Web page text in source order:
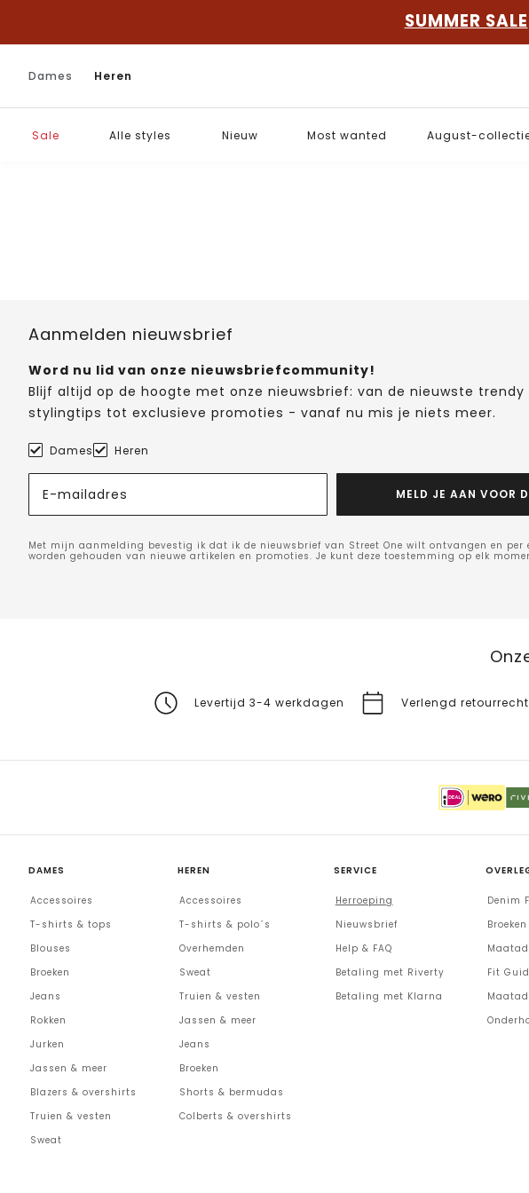
SUMMER SALE
Dames Heren
Sale Alle styles Nieuw Most wanted August-collectie
Aanmelden nieuwsbrief
Word nu lid van onze nieuwsbriefcommunity!
Blijf altijd op de hoogte met onze nieuwsbrief: van de nieuwste trendy
stylingtips tot exclusieve promoties - vanaf nu mis je niets meer.
Dames Heren
E-mailadres MELD JE AAN VOOR
Met mijn aanmelding bevestig ik dat ik de nieuwsbrief van Street One wilt ontvangen en
worden gehouden van nieuwe artikelen en promoties. Je kunt deze toestemming op elk
Levertijd 3-4 werkdagen Verlengd
DAMES
Accessoires
T-shirts & tops
Blouses
Broeken
Jeans
Rokken
Jurken
Jassen & meer
Blazers & overshirts
Truien & vesten
Sweat
HEREN
Accessoires
T-shirts & polo´s
Overhemden
Sweat
Truien & vesten
Jassen & meer
Jeans
Broeken
Shorts & bermudas
Colberts & overshirts
SERVICE
Herroeping
Nieuwsbrief
Help & FAQ
Betaling met Riverty
Betaling met Klarna
Denim
Fit